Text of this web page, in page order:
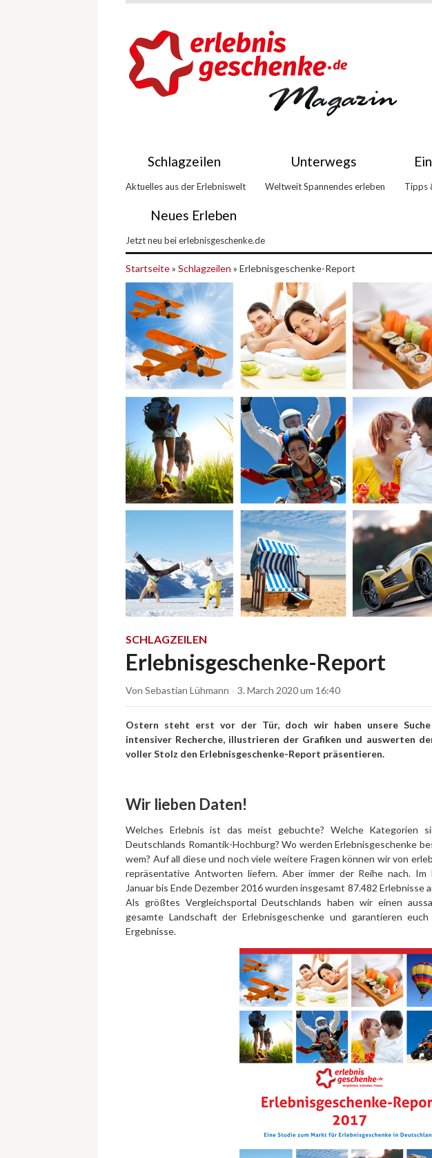
Schlagzeilen
Aktuelles aus der Erlebniswelt
Unterwegs
Weltweit Spannendes erleben Tipps
Neues Erleben
Jetzt neu bei erlebnisgeschenke.de
Startseite» Schlagzeilen » Erlebnisgeschenke-Report
SCHLAGZEILEN
Erlebnisgeschenke-Report
Von Sebastian Lühmann 3. March 2020um 16:40
Ostern steht erst vor der Tür, doch wir haben unsere Suche
intensiver Recherche, illustrieren der Grafiken und auswerten
voller Stolz den Erlebnisgeschenke-Report präsentieren.
Wir lieben Daten!
Welches Erlebnis ist das meist gebuchte? Welche Kategorien
Deutschlands Romantik-Hochburg? Wo werden Erlebnisgeschenke
wem? Auf all diese und noch viele weitere Fragen können wir von
repräsentative Antworten liefern. Aber immer der Reihe nach. Im
Januar bis Ende Dezember 2016 wurden insgesamt 87.482
Als größtes Vergleichsportal Deutschlands haben wir einen
gesamte Landschaft der Erlebnisgeschenke und garantieren
Ergebnisse.